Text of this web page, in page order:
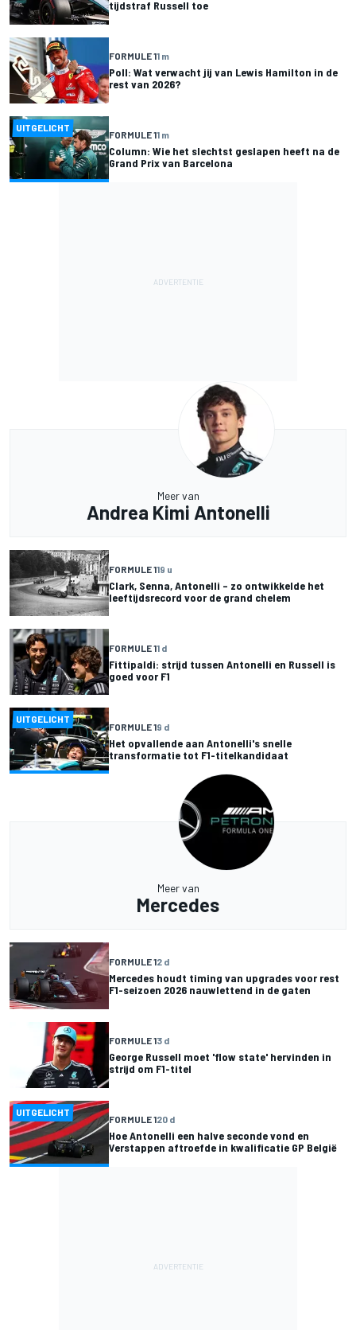
tijdstraf Russell toe
FORMULE 11 m
Poll: Wat verwacht jij van Lewis Hamilton in de
rest van 2026?
UITGELICHT
FORMULE 11 m
Column: Wie het slechtst geslapen heeft na de
Grand Prix van Barcelona
Meer van
Andrea Kimi Antonelli
FORMULE 119 u
Clark, Senna, Antonelli – zo ontwikkelde het
leeftijdsrecord voor de grand chelem
FORMULE 11 d
Fittipaldi: strijd tussen Antonelli en Russell is
goed voor F1
UITGELICHT
FORMULE 19 d
Het opvallende aan Antonelli's snelle
transformatie tot F1-titelkandidaat
Meer van
Mercedes
FORMULE 12 d
Mercedes houdt timing van upgrades voor rest
F1-seizoen 2026 nauwlettend in de gaten
FORMULE 13 d
George Russell moet 'flow state' hervinden in
strijd om F1-titel
UITGELICHT
FORMULE 120 d
Hoe Antonelli een halve seconde vond en
Verstappen aftroefde in kwalificatie GP België